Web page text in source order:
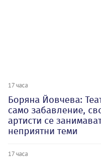
17 часа
Боряна Йовчева:
само забавление,
артисти се
неприятни теми
17 часа